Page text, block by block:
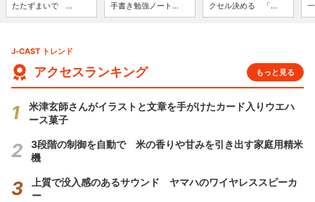
たたずまいで ...
手書き勉強ノート...
クセル決める 「...
J-CAST トレンド
アクセスランキング もっと見る
米津玄師さんがイラストと文章を手がけたカード入りウエハ
ース菓子
3段階の制御を自動で 米の香りや甘みを引き出す家庭用精米
機
上質で没入感のあるサウンド ヤマハのワイヤレススピーカ
ー